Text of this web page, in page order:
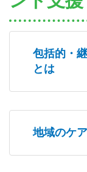
包括的・
とは
地域のケ